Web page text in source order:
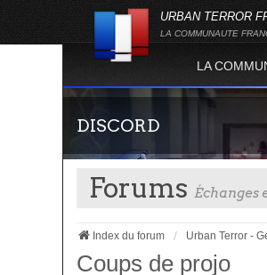
URBAN TERROR
LA COMMUNAUTE
LA
DISCORD
Forums Échanges
Index du forum Urban Terror -
Coups de projo